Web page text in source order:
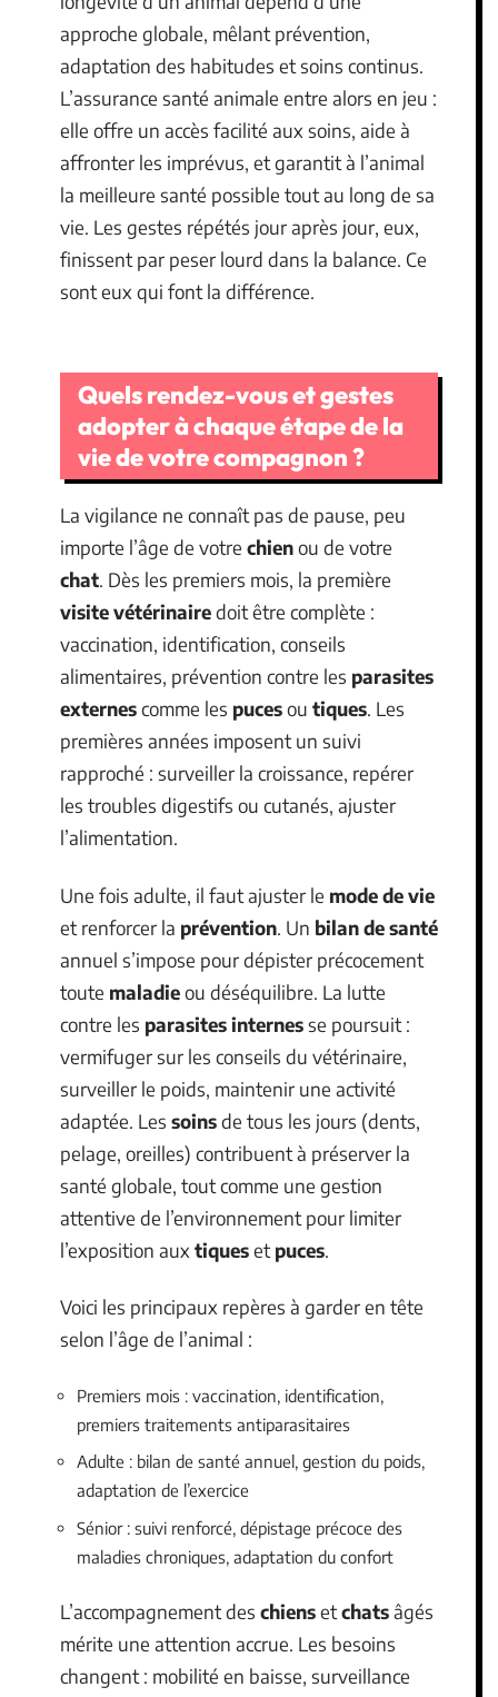
approche globale, mêlant prévention,
adaptation des habitudes et soins continus.
L’assurance santé animale entre alors en jeu :
elle offre un accès facilité aux soins, aide à
affronter les imprévus, et garantit à l’animal
la meilleure santé possible tout au long de sa
vie. Les gestes répétés jour après jour, eux,
finissent par peser lourd dans la balance. Ce
sont eux qui font la différence.
Quels rendez-vous et gestes
adopter à chaque étape de la
vie de votre compagnon ?
La vigilance ne connaît pas de pause, peu
importe l’âge de votre chienou de votre
chat. Dès les premiers mois, la première
visite vétérinairedoit être complète :
vaccination, identification, conseils
alimentaires, prévention contre les parasites
externescomme les pucesou tiques. Les
premières années imposent un suivi
rapproché : surveiller la croissance, repérer
les troubles digestifs ou cutanés, ajuster
l’alimentation.
Une fois adulte, il faut ajuster le mode de vie
et renforcer la prévention. Un bilan de santé
annuel s’impose pour dépister précocement
toute maladieou déséquilibre. La lutte
contre les parasites internesse poursuit :
vermifuger sur les conseils du vétérinaire,
surveiller le poids, maintenir une activité
adaptée. Les soinsde tous les jours (dents,
pelage, oreilles) contribuent à préserver la
santé globale, tout comme une gestion
attentive de l’environnement pour limiter
l’exposition aux tiqueset puces.
Voici les principaux repères à garder en tête
selon l’âge de l’animal :
Premiers mois : vaccination, identification,
premiers traitements antiparasitaires
Adulte : bilan de santé annuel, gestion du poids,
adaptation de l’exercice
Sénior : suivi renforcé, dépistage précoce des
maladies chroniques, adaptation du confort
L’accompagnement des chiensetchatsâgés
mérite une attention accrue. Les besoins
changent : mobilité en baisse, surveillance